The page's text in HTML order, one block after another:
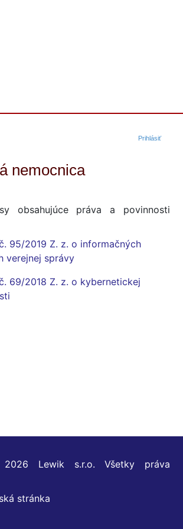
Prihlásiť
nemocnica
obsahujúce práva a povinnosti
95/2019 Z. z. o informačných
verejnej správy
69/2018 Z. z. o kybernetickej
Lewik s.r.o. Všetky práva
stránka